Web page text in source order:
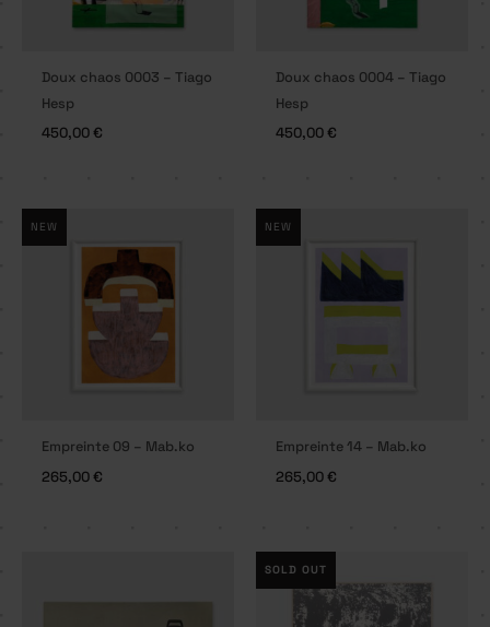
Doux chaos 0003 – Tiago
Hesp
450,00€
Doux chaos 0004 – Tiago
Hesp
450,00€
NEW
Empreinte 09 – Mab.ko
265,00€
NEW
Empreinte 14 – Mab.ko
265,00€
SOLD OUT